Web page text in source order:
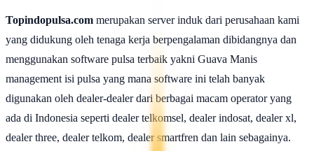
Topindopulsa.com merupakan server induk dari perusahaan kami
yang didukung oleh tenaga kerja berpengalaman dibidangnya dan
menggunakan software pulsa terbaik yakni Guava Manis
management isi pulsa yang mana software ini telah banyak
digunakan oleh dealer-dealer dari berbagai macam operator yang
ada di Indonesia seperti dealer telkomsel, dealer indosat, dealer xl,
dealer three, dealer telkom, dealer smartfren dan lain sebagainya.